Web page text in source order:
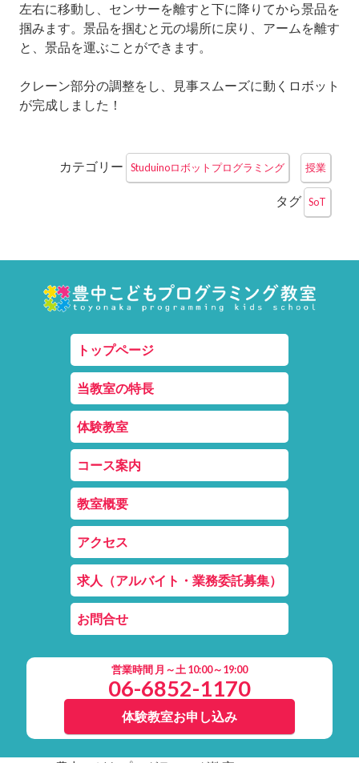
左右に移動し、センサーを離すと下に降りてから景品を
掴みます。景品を掴むと元の場所に戻り、アームを離す
と、景品を運ぶことができます。
クレーン部分の調整をし、見事スムーズに動くロボット
が完成しました！
カテゴリー Studuinoロボットプログラミング 授業
タグ SoT
トップページ
当教室の特長
体験教室
コース案内
教室概要
アクセス
求人（アルバイト・業務委託募集）
お問合せ
営業時間 月～土 10:00～19:00
06-6852-1170
体験教室お申し込み